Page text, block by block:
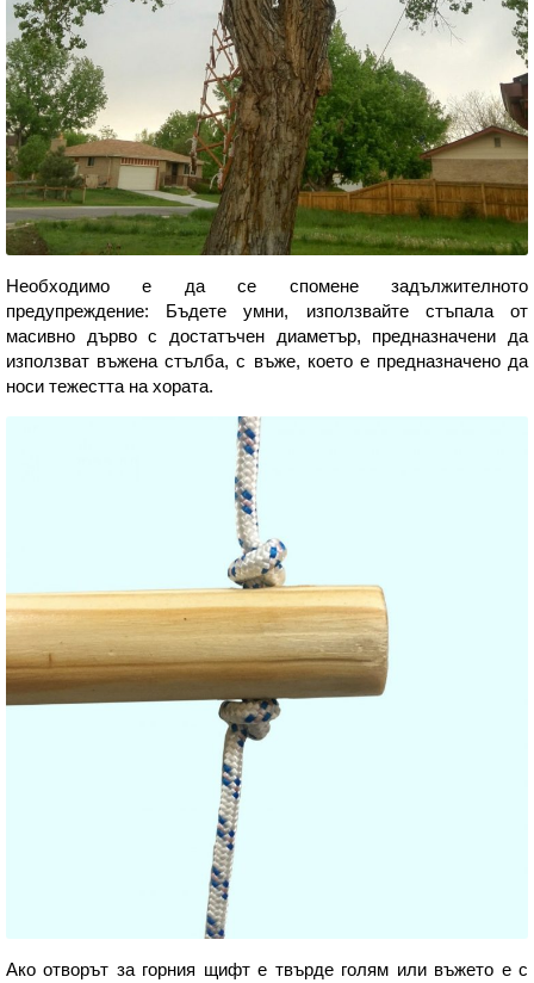
Необходимо е да се спомене задължителното
предупреждение: Бъдете умни, използвайте стъпала от
масивно дърво с достатъчен диаметър, предназначени да
използват въжена стълба, с въже, което е предназначено да
носи тежестта на хората.
Ако отворът за горния щифт е твърде голям или въжето е с